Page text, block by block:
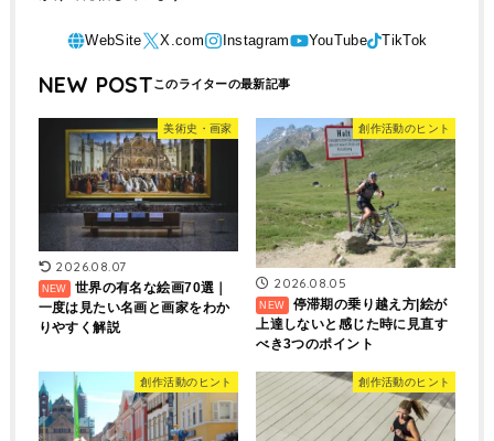
NEW POST
美術史・画家
2026.08.07
世界の有名な絵画70選｜
一度は見たい名画と画家をわか
りやすく解説
創作活動のヒント
2026.08.05
停滞期の乗り越え方|絵が
上達しないと感じた時に見直す
べき3つのポイント
創作活動のヒント 創作活動のヒント